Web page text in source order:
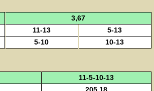
3,67
11-13
5-13
5-10 10-13
11-5-10-13